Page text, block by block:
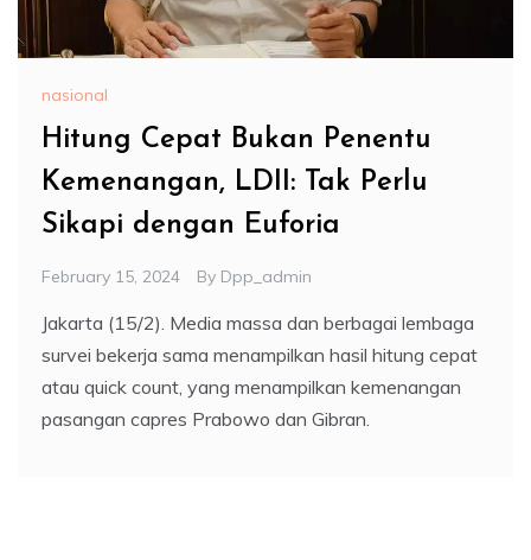
nasional
Hitung Cepat Bukan Penentu
Kemenangan, LDII: Tak Perlu
Sikapi dengan Euforia
February 15, 2024 By Dpp_admin
Jakarta (15/2). Media massa dan berbagai lembaga
survei bekerja sama menampilkan hasil hitung cepat
atau quick count, yang menampilkan kemenangan
pasangan capres Prabowo dan Gibran.